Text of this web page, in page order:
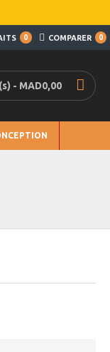
0 COMPARER 0
- MAD0,00